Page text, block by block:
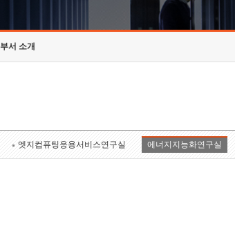
부서 소개
엣지컴퓨팅응용서비스연구실 에너지지능화연구실